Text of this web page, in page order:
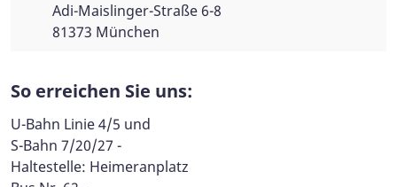
Adi-Maislinger-Straße 6-8
81373 München
So erreichen Sie uns:
U-Bahn Linie 4/5 und
S-Bahn 7/20/27 -
Haltestelle: Heimeranplatz